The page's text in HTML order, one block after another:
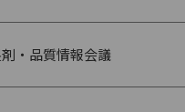
・品質情報会議